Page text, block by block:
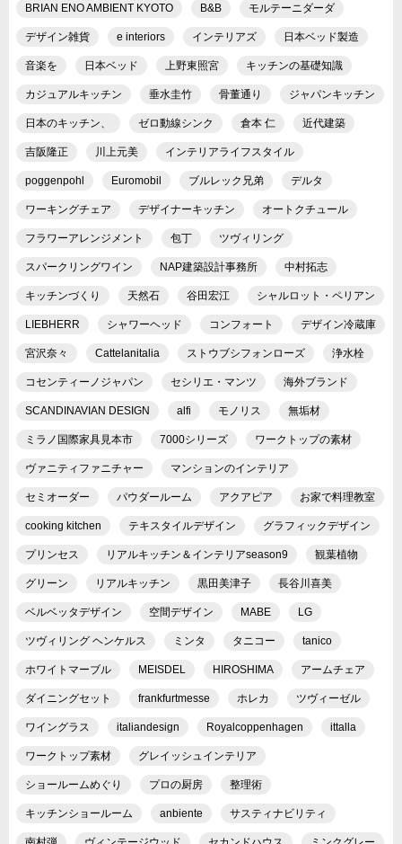
BRIAN ENO AMBIENT KYOTO B&B モルテーニダーダ
デザイン雑貨 e interiors インテリアズ 日本ベッド製造
音楽を 日本ベッド 上野東照宮 キッチンの基礎知識
カジュアルキッチン 垂水圭竹 骨董通り ジャパンキッチン
日本のキッチン、 ゼロ動線シンク 倉本 仁 近代建築
吉阪隆正 川上元美 インテリアライフスタイル
poggenpohl Euromobil ブルレック兄弟 デルタ
ワーキングチェア デザイナーキッチン オートクチュール
フラワーアレンジメント 包丁 ツヴィリング
スパークリングワイン NAP建築設計事務所 中村拓志
キッチンづくり 天然石 谷田宏江 シャルロット・ペリアン
LIEBHERR シャワーヘッド コンフォート デザイン冷蔵庫
宮沢奈々 Cattelanitalia ストウブシフォンローズ 浄水栓
コセンティーノジャパン セシリエ・マンツ 海外ブランド
SCANDINAVIAN DESIGN alfi モノリス 無垢材
ミラノ国際家具見本市 7000シリーズ ワークトップの素材
ヴァニティファニチャー マンションのインテリア
セミオーダー パウダールーム アクアピア お家で料理教室
cooking kitchen テキスタイルデザイン グラフィックデザイン
プリンセス リアルキッチン＆インテリアseason9 観葉植物
グリーン リアルキッチン 黒田美津子 長谷川喜美
ベルベッタデザイン 空間デザイン MABE LG
ツヴィリング ヘンケルス ミンタ タニコー tanico
ホワイトマーブル MEISDEL HIROSHIMA アームチェア
ダイニングセット frankfurtmesse ホレカ ツヴィーゼル
ワイングラス italiandesign Royalcoppenhagen ittalla
ワークトップ素材 グレイッシュインテリア
ショールームめぐり プロの厨房 整理術
キッチンショールーム anbiente サスティナビリティ